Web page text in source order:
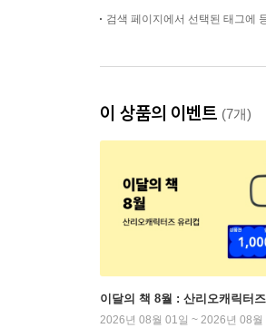
검색 페이지에서 선택된 태그에
이 상품의 이벤트 (7개)
이달의 책 8월 : 산리오캐릭터
2026년 08월 01일 ~ 2026년 08월